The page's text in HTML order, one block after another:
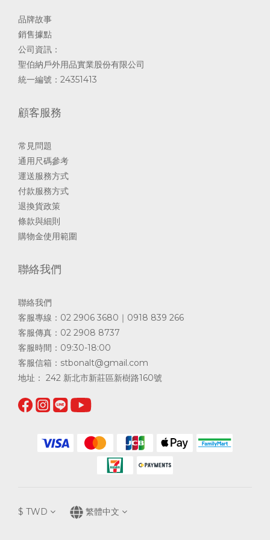
品牌故事
銷售據點
公司資訊：
聖伯納戶外用品實業股份有限公司
統一編號：24351413
顧客服務
常見問題
通用尺碼參考
運送服務方式
付款服務方式
退換貨政策
條款與細則
購物金使用範圍
聯絡我們
聯絡我們
客服專線：02 2906 3680｜0918 839 266
客服傳真：02 2908 8737
客服時間：09:30-18:00
客服信箱： stbonalt@gmail.com
地址： 242 新北市新莊區新樹路160號
$ TWD 繁體中文